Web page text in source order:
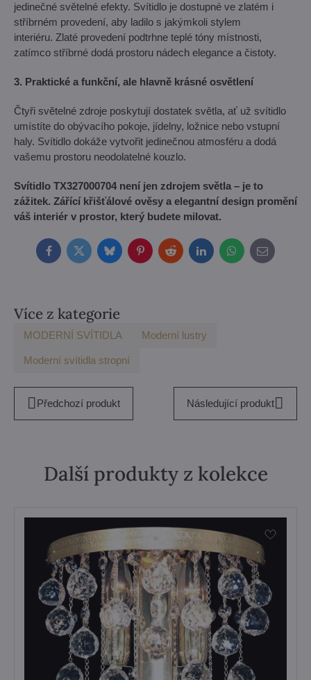
jedinečné světelné efekty. Svítidlo je dostupné ve zlatém i
stříbrném provedení, aby ladilo s jakýmkoli stylem
interiéru. Zlaté provedení podtrhne teplé tóny místnosti,
zatímco stříbrné dodá prostoru nádech elegance a čistoty.
3. Praktické a funkční, ale hlavně krásné osvětlení
Čtyři světelné zdroje poskytují dostatek světla, ať už svítidlo
umístíte do obývacího pokoje, jídelny, ložnice nebo vstupní
haly. Svítidlo dokáže vytvořit jedinečnou atmosféru a dodá
vašemu prostoru neodolatelné kouzlo.
Svítidlo TX327000704 není jen zdrojem světla – je to
zážitek. Zářící křišťálové ověsy a elegantní design promění
váš interiér v prostor, který budete milovat.
FacebookTwitterBlueskyPinterestRedditLinkedInWhatsApp
E-
mail
Více z kategorie
MODERNÍ SVÍTIDLA Moderní lustry
Moderní svítidla stropní
Předchozí produkt Následující produkt
Další produkty z kolekce